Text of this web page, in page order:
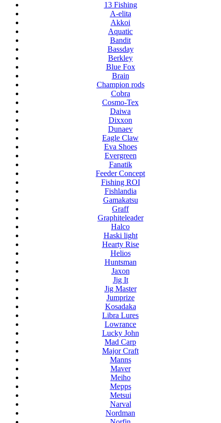
13 Fishing
A-elita
Akkoi
Aquatic
Bandit
Bassday
Berkley
Blue Fox
Brain
Champion rods
Cobra
Cosmo-Tex
Daiwa
Dixxon
Dunaev
Eagle Claw
Eva Shoes
Evergreen
Fanatik
Feeder Concept
Fishing ROI
Fishlandia
Gamakatsu
Graff
Graphiteleader
Halco
Haski light
Hearty Rise
Helios
Huntsman
Jaxon
Jig It
Jig Master
Jumprize
Kosadaka
Libra Lures
Lowrance
Lucky John
Mad Carp
Major Craft
Manns
Maver
Meiho
Mepps
Metsui
Narval
Nordman